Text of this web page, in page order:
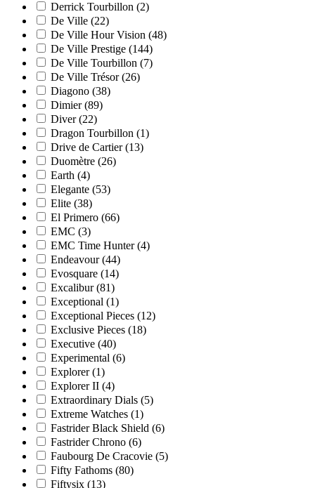
Derrick Tourbillon (2)
De Ville (22)
De Ville Hour Vision (48)
De Ville Prestige (144)
De Ville Tourbillon (7)
De Ville Trésor (26)
Diagono (38)
Dimier (89)
Diver (22)
Dragon Tourbillon (1)
Drive de Cartier (13)
Duomètre (26)
Earth (4)
Elegante (53)
Elite (38)
El Primero (66)
EMC (3)
EMC Time Hunter (4)
Endeavour (44)
Evosquare (14)
Excalibur (81)
Exceptional (1)
Exceptional Pieces (12)
Exclusive Pieces (18)
Executive (40)
Experimental (6)
Explorer (1)
Explorer II (4)
Extraordinary Dials (5)
Extreme Watches (1)
Fastrider Black Shield (6)
Fastrider Chrono (6)
Faubourg De Cracovie (5)
Fifty Fathoms (80)
Fiftysix (13)